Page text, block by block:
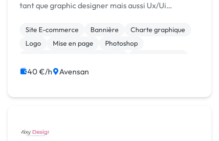
tant que graphic designer mais aussi Ux/Ui
pu travailler avec de grands groupe comme VyV,...
Site E-commerce Bannière
Charte graphique
Logo
Mise en page
Photoshop
40 €/h Avensan